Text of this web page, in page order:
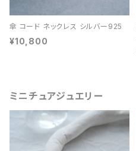
傘 コード ネックレス シルバー925
¥10,800
ミニチュアジュエリー